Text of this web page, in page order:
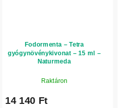
Fodormenta – Tetra
gyógynövénykivonat – 15 ml –
Naturmeda
Raktáron
14 140 Ft